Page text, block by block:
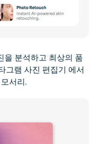
을 분석하고 최상의 품
그램 사진 편집기 에서
서리.